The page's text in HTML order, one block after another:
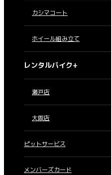
カシマコート
ホイール組み立て
レンタルバイク+
瀬戸店
大阪店
ピットサービス
メンバーズカード